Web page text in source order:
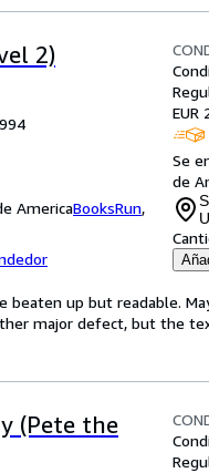
2)
AmericaBooksRun,
EUR
Se
de
beaten up but readable.
major defect, but the
(Pete the